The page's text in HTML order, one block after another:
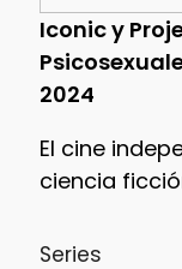
Iconic y
2024
El cine
ciencia
Series